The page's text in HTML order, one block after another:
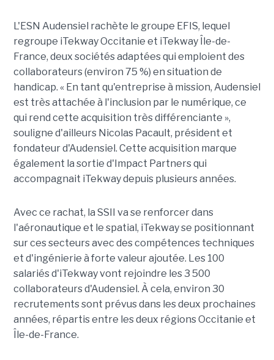
L'ESN Audensiel rachète le groupe EFIS, lequel
regroupe iTekway Occitanie et iTekway Île-de-
France, deux sociétés adaptées qui emploient des
collaborateurs (environ 75 %) en situation de
handicap. « En tant qu'entreprise à mission, Audensiel
est très attachée à l'inclusion par le numérique, ce
qui rend cette acquisition très différenciante »,
souligne d'ailleurs Nicolas Pacault, président et
fondateur d'Audensiel. Cette acquisition marque
également la sortie d'Impact Partners qui
accompagnait iTekway depuis plusieurs années.
Avec ce rachat, la SSII va se renforcer dans
l'aéronautique et le spatial, iTekway se positionnant
sur ces secteurs avec des compétences techniques
et d'ingénierie à forte valeur ajoutée. Les 100
salariés d'iTekway vont rejoindre les 3 500
collaborateurs d'Audensiel. À cela, environ 30
recrutements sont prévus dans les deux prochaines
années, répartis entre les deux régions Occitanie et
Île-de-France.